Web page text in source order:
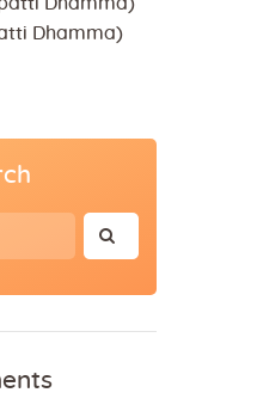
Dhamma)